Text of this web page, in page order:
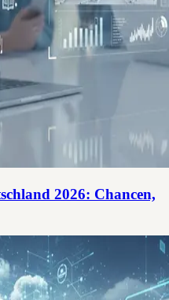
2026: Chancen,